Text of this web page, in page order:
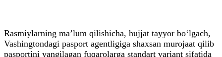
Rasmiylarning ma’lum qilishicha, hujjat tayyor bo‘lgach,
Vashingtondagi pasport agentligiga shaxsan murojaat qilib
pasportini yangilagan fuqarolarga standart variant sifatida